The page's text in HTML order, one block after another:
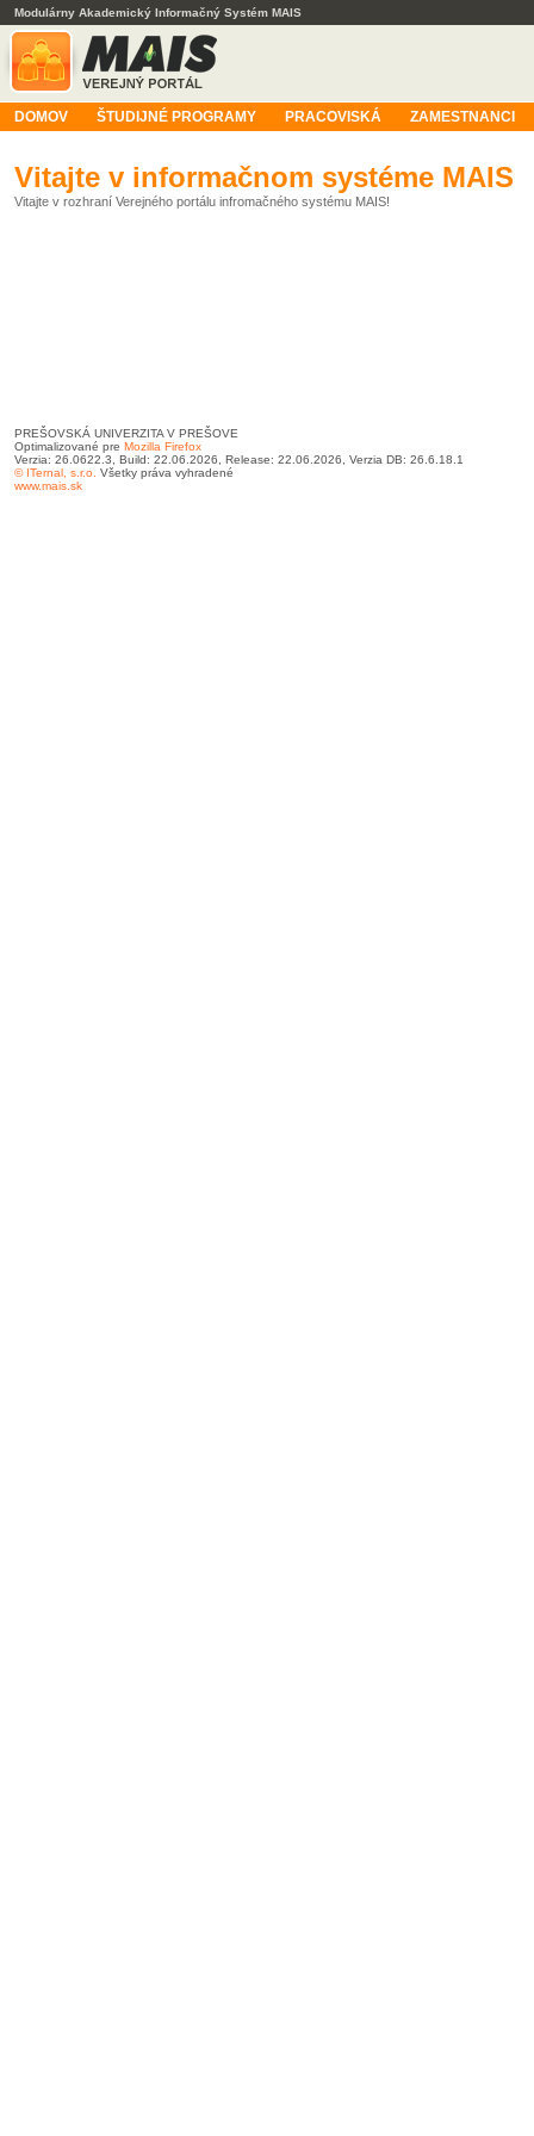
Modulárny Akademický Informačný Systém MAIS
DOMOV ŠTUDIJNÉ PROGRAMY PRACOVISKÁ ZAMESTNANCI
Vitajte v informačnom systéme MAIS
Vitajte v rozhraní Verejného portálu infromačného systému MAIS!
PREŠOVSKÁ UNIVERZITA V PREŠOVE
Optimalizované pre Mozilla Firefox
Verzia: 26.0622.3, Build: 22.06.2026, Release: 22.06.2026, Verzia DB: 26.6.18.1
© ITernal, s.r.o. Všetky práva vyhradené
www.mais.sk